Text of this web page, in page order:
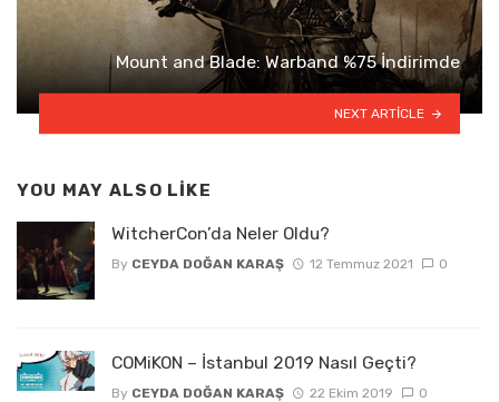
Mount and Blade: Warband %75 İndirimde
NEXT ARTICLE
YOU MAY ALSO LIKE
WitcherCon’da Neler Oldu?
By CEYDA DOĞAN KARAŞ 12 Temmuz 2021 0
COMiKON – İstanbul 2019 Nasıl Geçti?
By CEYDA DOĞAN KARAŞ 22 Ekim 2019 0